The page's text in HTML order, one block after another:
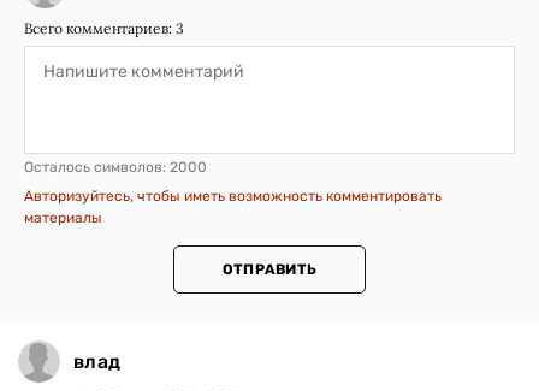
Всего комментариев: 3
Осталось символов: 2000
Авторизуйтесь, чтобы иметь возможность комментировать
материалы
ОТПРАВИТЬ
влад